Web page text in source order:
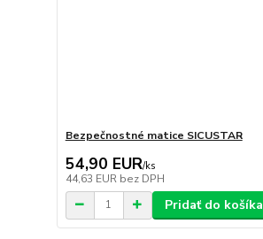
Bezpečnostné matice SICUSTAR
54,90 EUR/ks
44,63 EUR bez DPH
Pridať do košíka